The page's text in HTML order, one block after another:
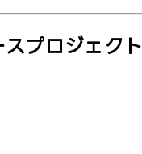
プロジェクト